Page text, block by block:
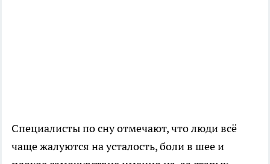
Специалисты по сну отмечают, что люди всё
чаще жалуются на усталость, боли в шее и